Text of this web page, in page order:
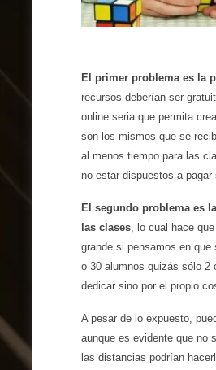
El primer problema es la
recursos deberían ser
online seria que permita
son los mismos que se
al menos tiempo para las
no estar dispuestos a
El segundo problema es
las clases, lo cual hace
grande si pensamos en
o 30 alumnos quizás sólo 2
dedicar sino por el propio
A pesar de lo expuesto,
aunque es evidente que no
las distancias podrían